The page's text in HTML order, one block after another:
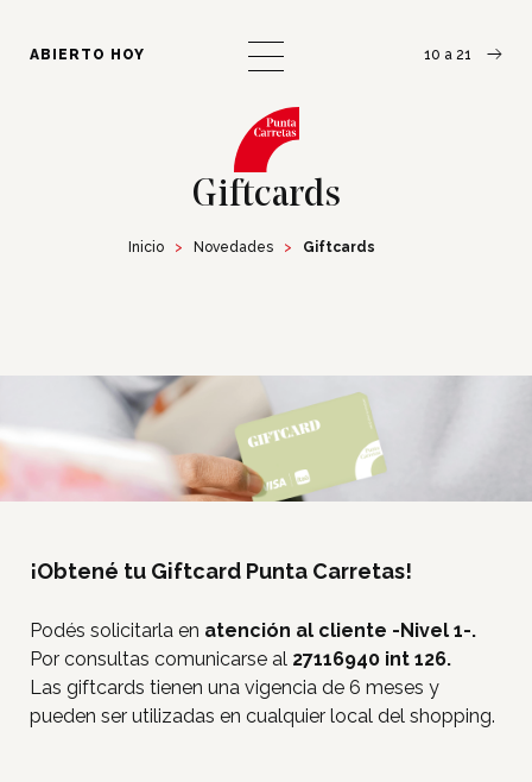
¿Cómo llegar? Escribinos
ABIERTO HOY 10 a 21
Inicio Novedades Giftcards
Giftcards
¡Obtené tu Giftcard Punta Carretas!
Podés solicitarla en atención al cliente -Nivel 1-.
Por consultas comunicarse al 27116940 int 126.
Las giftcards tienen una vigencia de 6 meses y
pueden ser utilizadas en cualquier local del shopping.